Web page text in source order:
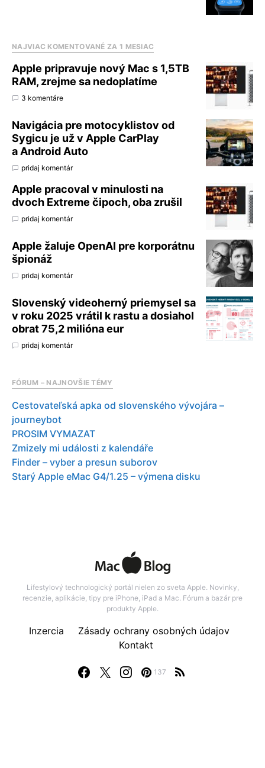
NAJVIAC KOMENTOVANÉ ZA 1 MESIAC
Apple pripravuje nový Mac s 1,5TB
RAM, zrejme sa nedoplatíme
3 komentáre
Navigácia pre motocyklistov od
Sygicu je už v Apple CarPlay
a Android Auto
pridaj komentár
Apple pracoval v minulosti na
dvoch Extreme čipoch, oba zrušil
pridaj komentár
Apple žaluje OpenAI pre korporátnu
špionáž
pridaj komentár
Slovenský videoherný priemysel sa
v roku 2025 vrátil k rastu a dosiahol
obrat 75,2 milióna eur
pridaj komentár
FÓRUM – NAJNOVŠIE TÉMY
Cestovateľská apka od slovenského vývojára –
journeybot
PROSIM VYMAZAT
Zmizely mi události z kalendáře
Finder – vyber a presun suborov
Starý Apple eMac G4/1.25 – výmena disku
Lifestylový technologický portál nielen zo sveta Apple. Novinky,
recenzie, aplikácie, tipy pre iPhone, iPad a Mac. Fórum a bazár pre
produkty Apple.
137
Inzercia
Zásady ochrany osobných údajov
Kontakt